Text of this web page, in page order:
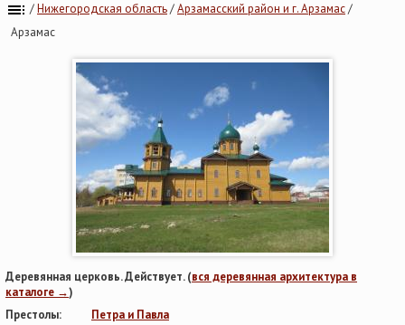
/Нижегородская область/Арзамасский район и г. Арзамас/
Арзамас
Деревянная церковь. Действует. (вся деревянная архитектура в
каталоге →)
Престолы:
Петра и Павла